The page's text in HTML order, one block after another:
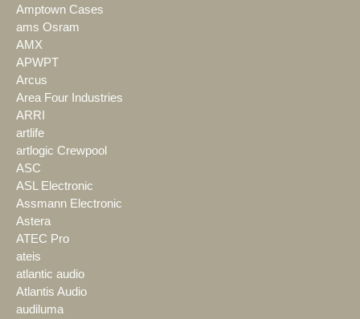
Amptown Cases
ams Osram
AMX
APWPT
Arcus
Area Four Industries
ARRI
artlife
artlogic Crewpool
ASC
ASL Electronic
Assmann Electronic
Astera
ATEC Pro
ateis
atlantic audio
Atlantis Audio
audiluma